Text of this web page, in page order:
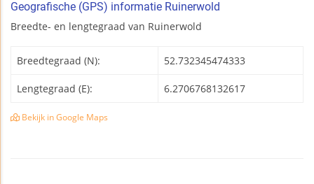
Geografische (GPS) informatie Ruinerwold
Breedte- en lengtegraad van Ruinerwold
Breedtegraad (N): 52.732345474333
Lengtegraad (E): 6.2706768132617
Bekijk in Google Maps